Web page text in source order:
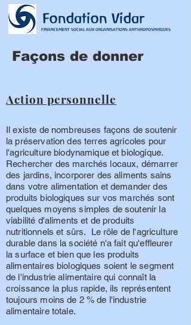
FINANCEMENT SOCIAL AUX ORGANISATIONS ANTHROPOSPHIQUES
Fondation Vidar
Façons de donner
Action personnelle
Il existe de nombreuses façons de soutenir
la préservation des terres agricoles pour
l'agriculture biodynamique et biologique.
Rechercher des marchés locaux, démarrer
des jardins, incorporer des aliments sains
dans votre alimentation et demander des
produits biologiques sur vos marchés sont
quelques moyens simples de soutenir la
viabilité d'aliments et de produits
nutritionnels et sûrs. Le rôle de l'agriculture
durable dans la société n'a fait qu'effleurer
la surface et bien que les produits
alimentaires biologiques soient le segment
de l'industrie alimentaire qui connaît la
croissance la plus rapide, ils représentent
toujours moins de 2 % de l'industrie
alimentaire totale.